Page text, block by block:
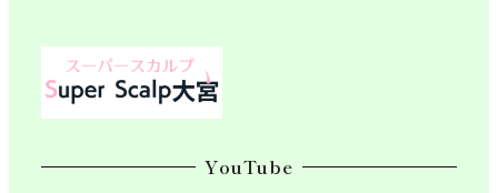
YouTube